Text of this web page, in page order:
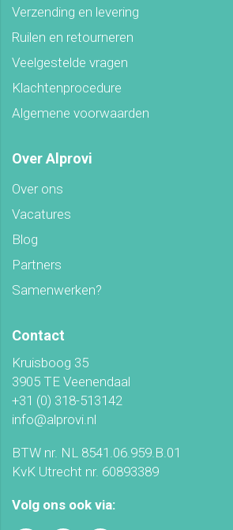
Verzending en levering
Ruilen en retourneren
Veelgestelde vragen
Klachtenprocedure
Algemene voorwaarden
Over Alprovi
Over ons
Vacatures
Blog
Partners
Samenwerken?
Contact
Kruisboog 35
3905 TE Veenendaal
+31 (0) 318-513142
info@alprovi.nl
BTW nr. NL 8541.06.959.B.01
KvK Utrecht nr. 60893389
Volg ons ook via: